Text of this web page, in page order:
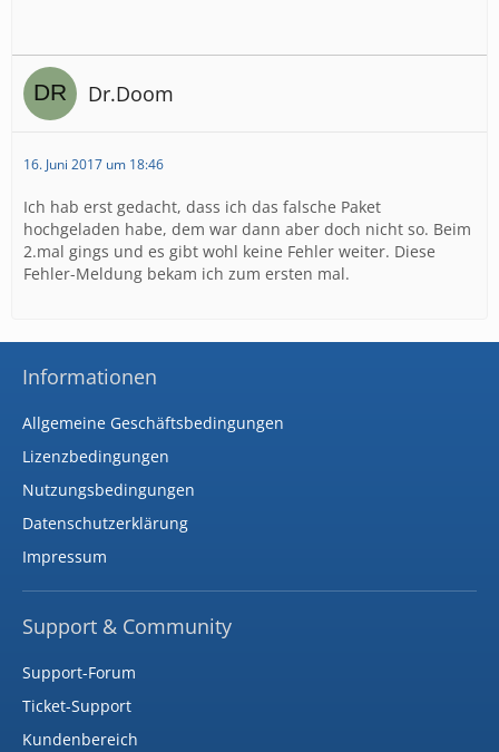
Dr.Doom
16. Juni 2017 um 18:46
Ich hab erst gedacht, dass ich das falsche Paket
hochgeladen habe, dem war dann aber doch nicht so. Beim
2.mal gings und es gibt wohl keine Fehler weiter. Diese
Fehler-Meldung bekam ich zum ersten mal.
Informationen
Allgemeine Geschäftsbedingungen
Lizenzbedingungen
Nutzungsbedingungen
Datenschutzerklärung
Impressum
Support & Community
Support-Forum
Ticket-Support
Kundenbereich